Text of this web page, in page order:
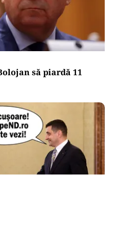
să piardă 11